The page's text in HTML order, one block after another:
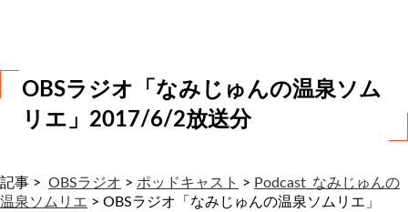
OBSラジオ「なみじゅんの温泉ソム
リエ」2017/6/2放送分
記事 > OBSラジオ > ポッドキャスト > Podcast_なみじゅんの
温泉ソムリエ > OBSラジオ「なみじゅんの温泉ソムリエ」